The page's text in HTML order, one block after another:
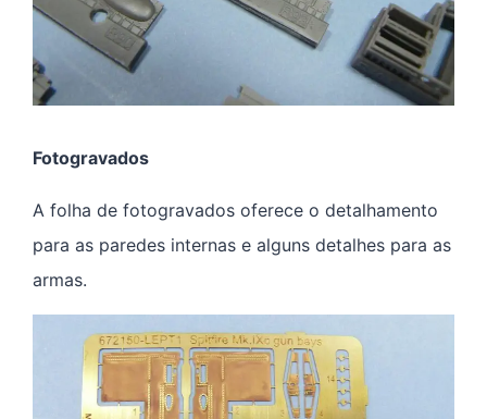
Fotogravados
A folha de fotogravados oferece o detalhamento
para as paredes internas e alguns detalhes para as
armas.